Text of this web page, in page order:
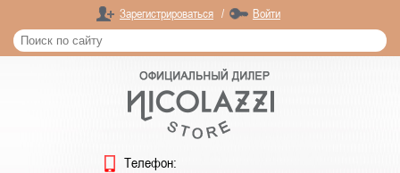
Зарегистрироваться / Войти
Телефон: